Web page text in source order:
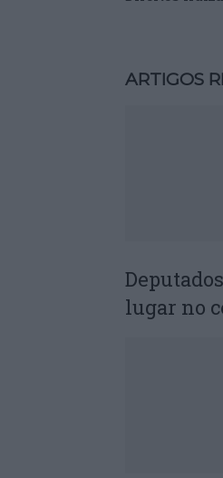
ARTIGOS
lugar no